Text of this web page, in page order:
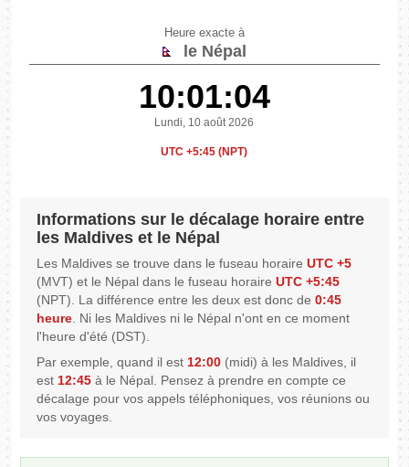
Heure exacte à
le Népal
10:01:04
Lundi, 10 août 2026
UTC +5:45 (NPT)
Informations sur le décalage horaire entre
les Maldives et le Népal
Les Maldives se trouve dans le fuseau horaireUTC +5
(MVT) et le Népal dans le fuseau horaireUTC +5:45
(NPT). La différence entre les deux est donc de0:45
heure. Ni les Maldives ni le Népal n'ont en ce moment
l'heure d'été (DST).
Par exemple, quand il est12:00 (midi) à les Maldives, il
est12:45 à le Népal. Pensez à prendre en compte ce
décalage pour vos appels téléphoniques, vos réunions ou
vos voyages.